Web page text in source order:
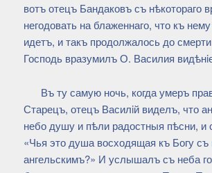
вотъ отецъ Бандаковъ съ нѣкотораго
негодовать на блаженнаго, что къ
идетъ, и такъ продолжалось до
Господь вразумилъ О. Василия
Въ ту самую ночь, когда умеръ
Старецъ, отецъ Василiй виделъ, что
небо душу и пѣли радостныя пѣсни, и
«Чья это душа восходящая къ Богу
ангельскимъ?» И услышалъ съ неба